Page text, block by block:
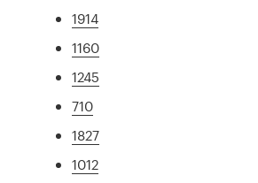
1914
1160
1245
710
1827
1012